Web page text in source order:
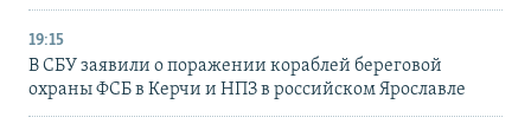
19:15
В СБУ заявили о поражении кораблей береговой
охраны ФСБ в Керчи и НПЗ в российском Ярославле